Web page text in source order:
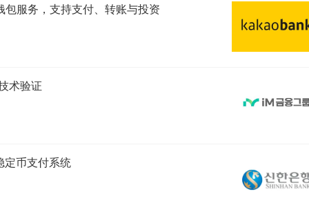
服务，支持支付、转账与投资
术验证
定币支付系统